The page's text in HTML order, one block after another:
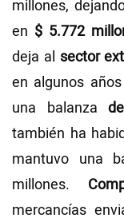
millones,
en $ 5.772
deja al sector
en algunos
una balanza
también ha
mantuvo una
millones.
mercancías